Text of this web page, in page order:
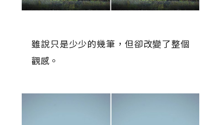
雖說只是少少的幾筆，但卻改變了整個
觀感。